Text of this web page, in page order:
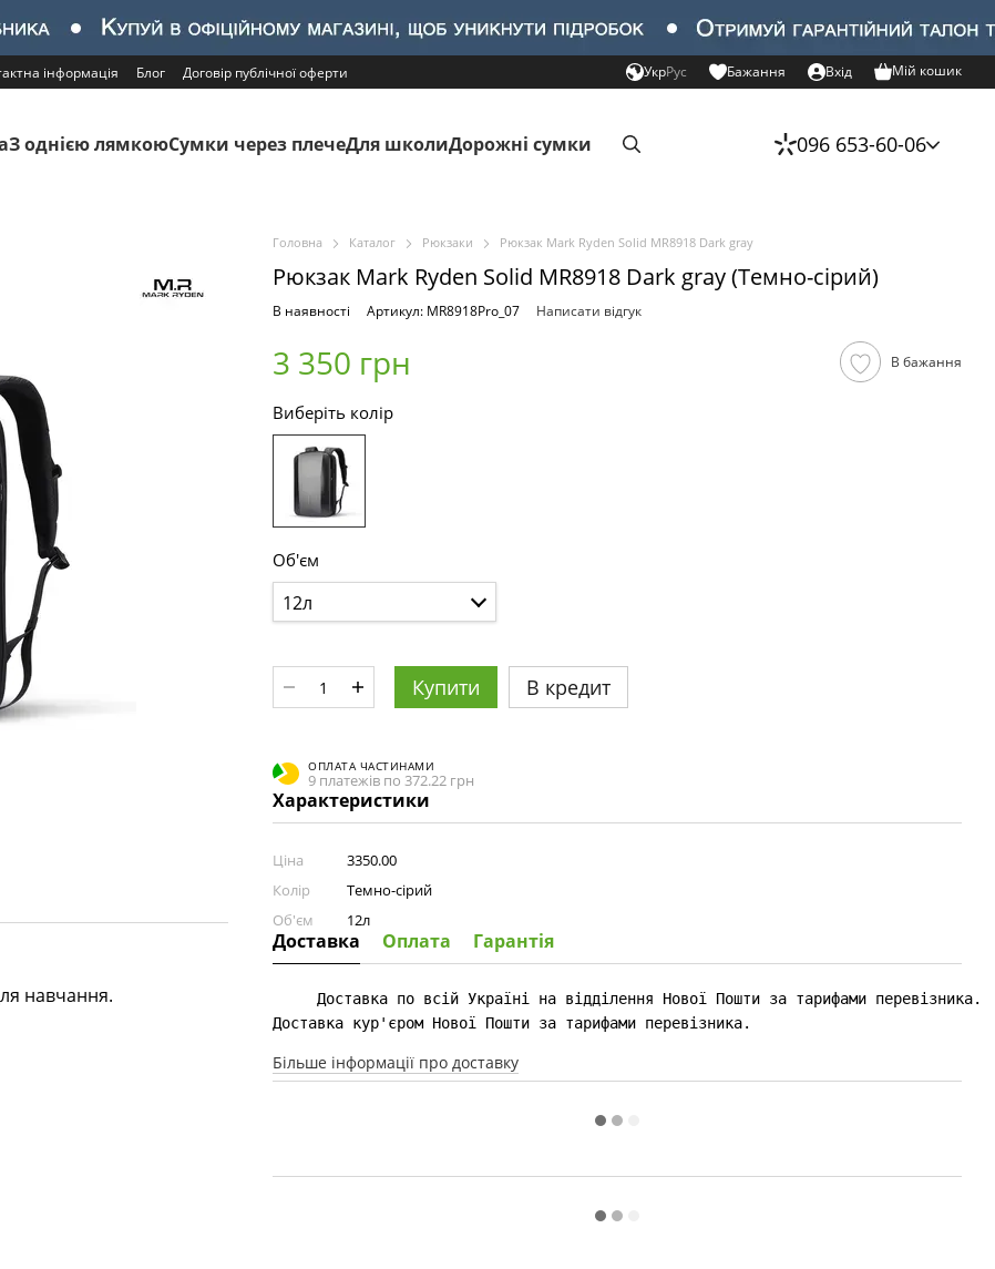
інформація Блог Договір публічної оферти УкрРус Бажання Вхід Мій кошик
З однією лямкоюСумки через плечеДля школиДорожні сумки 096 653-60-06
навчання.
Головна Каталог Рюкзаки Рюкзак Mark Ryden Solid MR8918 Dark gray
Рюкзак Mark Ryden Solid MR8918 Dark gray (Темно-сірий)
В наявності Артикул: MR8918Pro_07 Написати відгук
3 350 грн В бажання
Виберіть колір
Об'єм
12л
Купити В кредит
ОПЛАТА ЧАСТИНАМИ
9 платежів по 372.22 грн
Характеристики
Ціна
3350.00
Колір
Темно-сірий
Об'єм
12л
Доставка Оплата Гарантія
Доставка кур'єром Нової Пошти за тарифами перевізника.
Більше інформації про доставку